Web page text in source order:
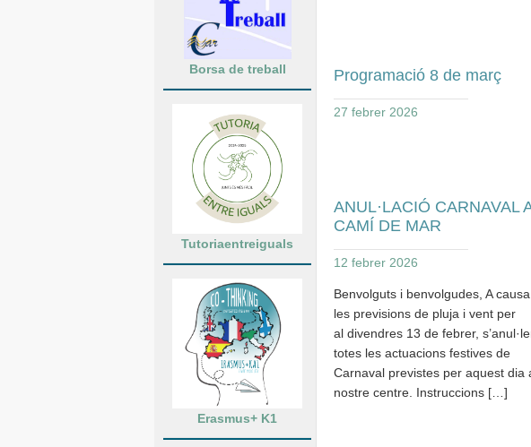
Borsa de treball
Tutoriaentreiguals
Erasmus+ K1
Programació 8 de març
27 febrer 2026
ANUL·LACIÓ CARNAVAL
CAMÍ DE MAR
12 febrer 2026
Benvolguts i benvolgudes, A
les previsions de pluja i vent per
al divendres 13 de febrer,
totes les actuacions festives de
Carnaval previstes per aquest dia
nostre centre. Instruccions […]